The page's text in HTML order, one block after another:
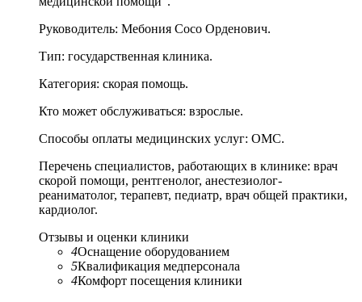
Руководитель: Мебония Сосо Орденович.
Тип: государственная клиника.
Категория: скорая помощь.
Кто может обслуживаться: взрослые.
Способы оплаты медицинских услуг: ОМС.
Перечень специалистов, работающих в клинике: врач
скорой помощи, рентгенолог, анестезиолог-
реаниматолог, терапевт, педиатр, врач общей практики,
кардиолог.
Отзывы и оценки клиники
4Оснащение оборудованием
5Квалификация медперсонала
4Комфорт посещения клиники